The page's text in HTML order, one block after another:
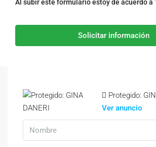
Al subir este formulario estoy de acuerdo a
Solicitar información
Protegido:
Ver anuncio